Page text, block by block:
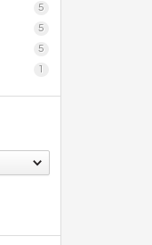
5
5
5
1